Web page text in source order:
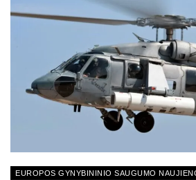
EUROPOS GYNYBININIO SAUGUMO